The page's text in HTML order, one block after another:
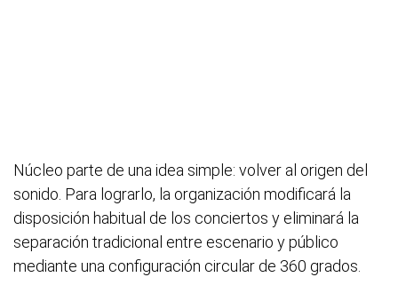
Núcleo parte de una idea simple: volver al origen del
sonido. Para lograrlo, la organización modificará la
disposición habitual de los conciertos y eliminará la
separación tradicional entre escenario y público
mediante una configuración circular de 360 grados.